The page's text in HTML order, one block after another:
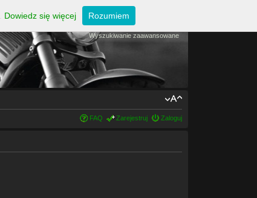
Wyszukiwanie zaawansowane
FAQ Zarejestruj Zaloguj
Dowiedz się więcej Rozumiem